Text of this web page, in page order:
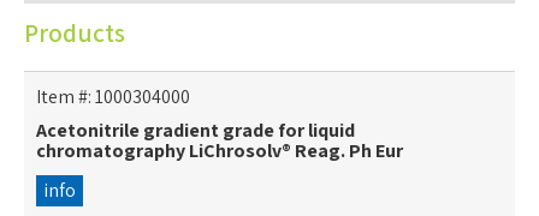
Products
Item #:1000304000
Acetonitrile gradient grade for liquid
chromatography LiChrosolv® Reag. Ph Eur
info